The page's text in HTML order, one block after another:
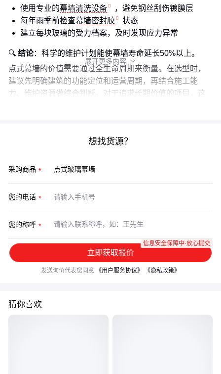
使用专业的幕墙清洗设备
，避免钢丝刮伤镀膜层
每年雨季前检查幕墙密封胶
状态
建立每块玻璃的受力档案，及时发现应力异常
🔍 结论：科学的维护计划能使幕墙寿命延长50%以上。
点式幕墙的价值需要通过全生命周期来衡量。在选型时，
建议先明确建筑的功能定位和运营周期，再结合施工能
力、维护资源做综合判断。对于追求长期价值的项目，这
展开更多内容 
想找货源？
采购商品
您的电话
您的称呼
立即获取报价
信息安全保障中·放心提交
发送询价代表您同意 《用户服务协议》 《隐私政策》
猜你喜欢